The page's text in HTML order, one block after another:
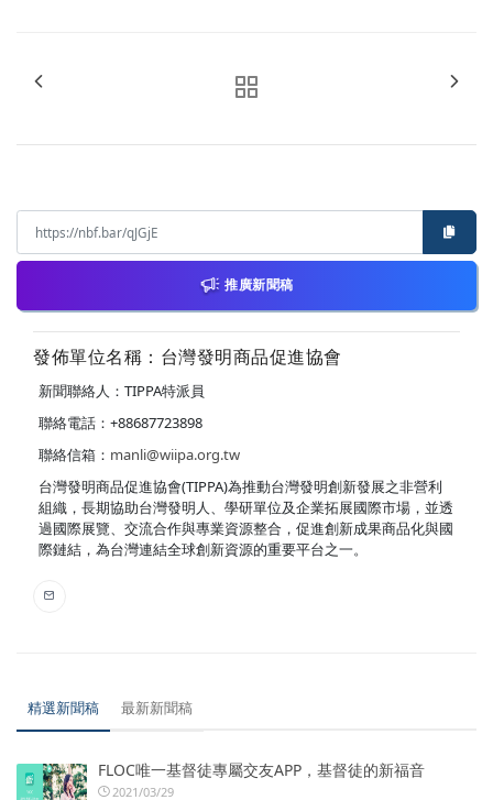
推廣新聞稿
發佈單位名稱：台灣發明商品促進協會
新聞聯絡人：TIPPA特派員
聯絡電話：+88687723898
聯絡信箱： manli@wiipa.org.tw
台灣發明商品促進協會(TIPPA)為推動台灣發明創新發展之非營利
組織，長期協助台灣發明人、學研單位及企業拓展國際市場，並透
過國際展覽、交流合作與專業資源整合，促進創新成果商品化與國
際鏈結，為台灣連結全球創新資源的重要平台之一。
精選新聞稿 最新新聞稿
FLOC唯一基督徒專屬交友APP，基督徒的新福音
2021/03/29